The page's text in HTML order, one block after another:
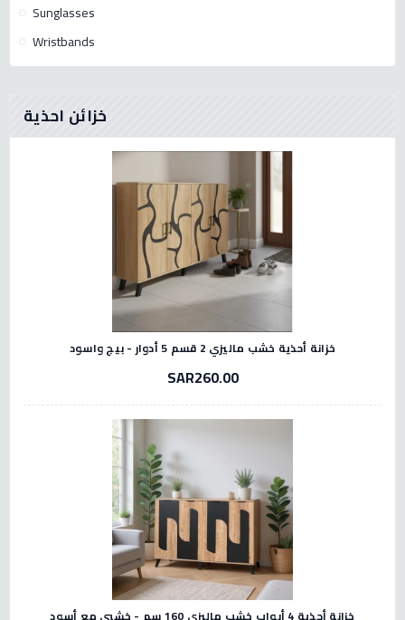
Sunglasses
Wristbands
خزائن احذية
خزانة أحذية خشب ماليزي 2 قسم 5 أدوار - بيج واسود
SAR260.00